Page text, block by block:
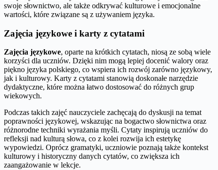
swoje słownictwo, ale także odkrywać kulturowe i emocjonalne
wartości, które związane są z używaniem języka.
Zajęcia językowe i karty z cytatami
Zajęcia językowe, oparte na krótkich cytatach, niosą ze sobą wiele
korzyści dla uczniów. Dzięki nim mogą lepiej docenić walory oraz
piękno języka polskiego, co wspiera ich rozwój zarówno językowy,
jak i kulturowy. Karty z cytatami stanowią doskonałe narzędzie
dydaktyczne, które można łatwo dostosować do różnych grup
wiekowych.
Podczas takich zajęć nauczyciele zachęcają do dyskusji na temat
poprawności językowej, wskazując na bogactwo słownictwa oraz
różnorodne techniki wyrażania myśli. Cytaty inspirują uczniów do
refleksji nad kulturą słowa, co z kolei rozwija ich estetykę
wypowiedzi. Oprócz gramatyki, uczniowie poznają także kontekst
kulturowy i historyczny danych cytatów, co zwiększa ich
zaangażowanie w lekcje.